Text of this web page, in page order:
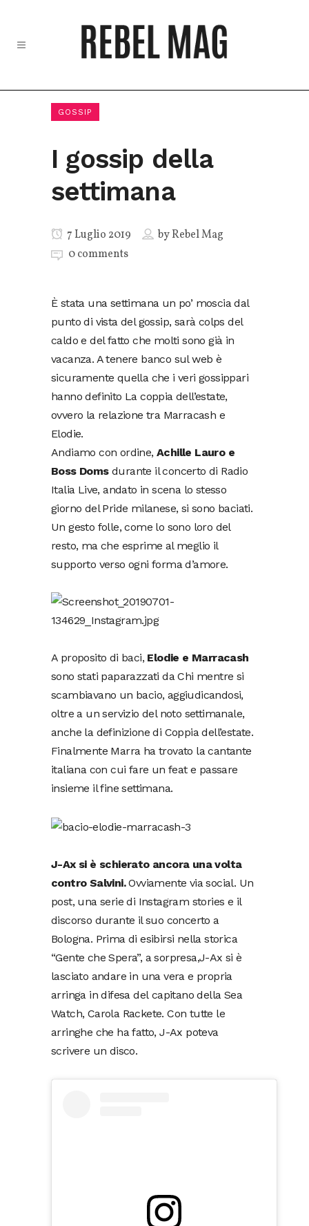
GOSSIP
I gossip della
settimana
7 Luglio 2019 byRebel Mag
0 comments
È stata una settimana un po’ moscia dal
punto di vista del gossip, sarà colps del
caldo e del fatto che molti sono già in
vacanza. A tenere banco sul web è
sicuramente quella che i veri gossippari
hanno definito La coppia dell’estate,
ovvero la relazione tra Marracash e
Elodie.
Andiamo con ordine, Achille Lauro e
Boss Domsdurante il concerto di Radio
Italia Live, andato in scena lo stesso
giorno del Pride milanese, si sono baciati.
Un gesto folle, come lo sono loro del
resto, ma che esprime al meglio il
supporto verso ogni forma d’amore.
A proposito di baci, Elodie e Marracash
sono stati paparazzati da Chi mentre si
scambiavano un bacio, aggiudicandosi,
oltre a un servizio del noto settimanale,
anche la definizione di Coppia dell’estate.
Finalmente Marra ha trovato la cantante
italiana con cui fare un feat e passare
insieme il fine settimana.
J-Ax si è schierato ancora una volta
contro Salvini.Ovviamente via social. Un
post, una serie di Instagram stories e il
discorso durante il suo concerto a
Bologna. Prima di esibirsi nella storica
“Gente che Spera”, a sorpresa,J-Ax si è
lasciato andare in una vera e propria
arringa in difesa del capitano della Sea
Watch, Carola Rackete. Con tutte le
arringhe che ha fatto, J-Ax poteva
scrivere un disco.